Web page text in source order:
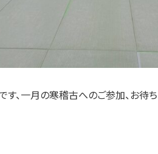
、一月の寒稽古へのご参加、お待ち